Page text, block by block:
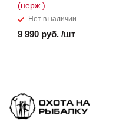
(нерж.)
Нет в наличии
9 990 руб. /шт